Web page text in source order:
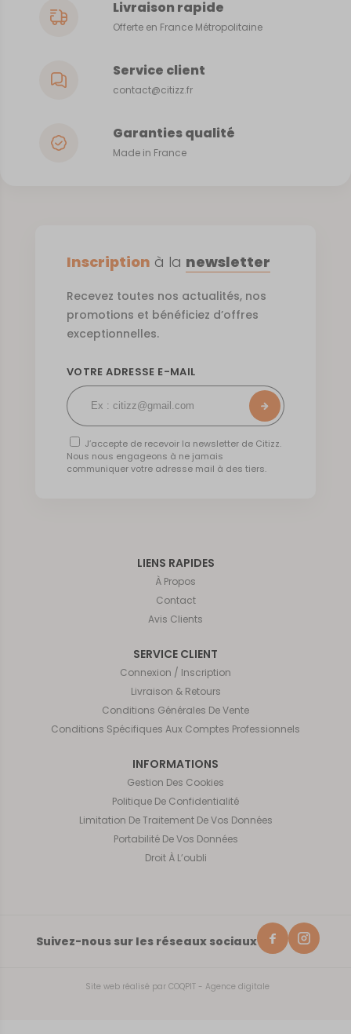
Livraison rapide
Offerte en France Métropolitaine
Service client
contact@citizz.fr
Garanties qualité
Made in France
LIENS RAPIDES
À Propos
Contact
Avis Clients
SERVICE CLIENT
Connexion / Inscription
Livraison & Retours
Conditions Générales De Vente
Conditions Spécifiques Aux Comptes Professionnels
INFORMATIONS
Gestion Des Cookies
Politique De Confidentialité
Limitation De Traitement De Vos Données
Portabilité De Vos Données
Droit À L’oubli
Suivez-nous sur les réseaux sociaux
Site web réalisé par COQPIT - Agence digitale
Inscription à la newsletter
Recevez toutes nos actualités, nos
promotions et bénéficiez d’offres
exceptionnelles.
VOTRE ADRESSE E-MAIL
J’accepte de recevoir la newsletter de Citizz.
Nous nous engageons à ne jamais
communiquer votre adresse mail à des tiers.